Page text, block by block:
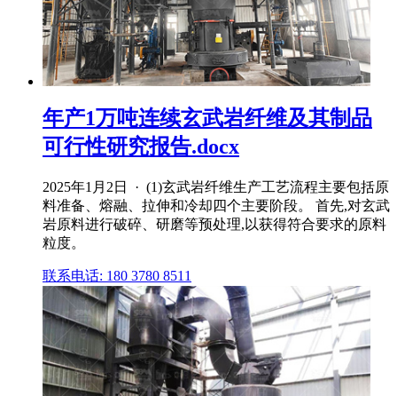
年产1万吨连续玄武岩纤维及其制品
可行性研究报告.docx
2025年1月2日 · (1)玄武岩纤维生产工艺流程主要包括原
料准备、熔融、拉伸和冷却四个主要阶段。 首先,对玄武
岩原料进行破碎、研磨等预处理,以获得符合要求的原料
粒度。
联系电话: 180 3780 8511